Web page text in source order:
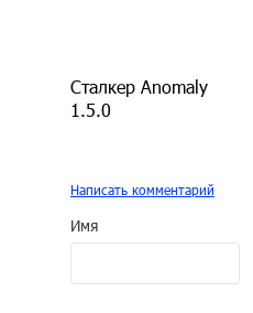
Сталкер Anomaly
1.5.0
Написать комментарий
Имя